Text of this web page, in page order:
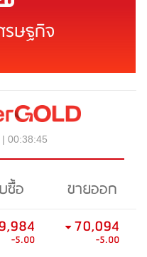
รษฐกิจ
00:38:45
ซื้อ
ขายออก
-5.00
70,094
-5.00